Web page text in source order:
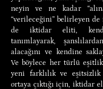
neyin ve ne kadar
“verileceğini” belirleyen
de iktidar eliti,
tanımlayarak,
alacağını ve kendine
Ve böylece her türlü eşitlik
yeni farklılık ve
ortaya çıktığı için, iktidar